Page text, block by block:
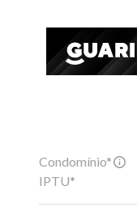
Condomínio*
IPTU*